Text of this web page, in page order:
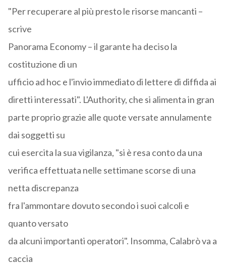
"Per recuperare al più presto le risorse mancanti –
scrive
Panorama Economy – il garante ha deciso la
costituzione di un
ufficio ad hoc e l'invio immediato di lettere di diffida ai
diretti interessati". L'Authority, che si alimenta in gran
parte proprio grazie alle quote versate annulamente
dai soggetti su
cui esercita la sua vigilanza, "si è resa conto da una
verifica effettuata nelle settimane scorse di una
netta discrepanza
fra l'ammontare dovuto secondo i suoi calcoli e
quanto versato
da alcuni importanti operatori". Insomma, Calabrò va a
caccia